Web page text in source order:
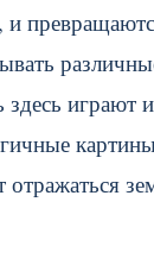
играют